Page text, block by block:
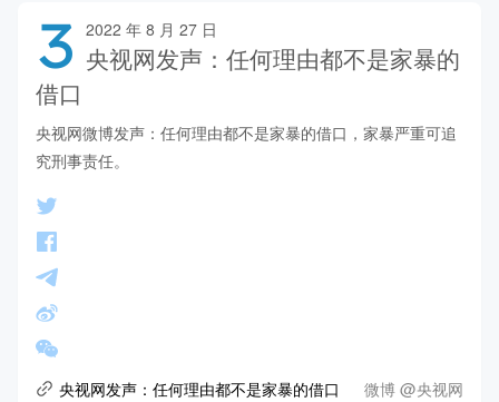
3 2022 年 8 月 27 日
央视网发声：任何理由都不是家暴的
借口
央视网微博发声：任何理由都不是家暴的借口，家暴严重可追
究刑事责任。
央视网发声：任何理由都不是家暴的借口 微博 @央视网